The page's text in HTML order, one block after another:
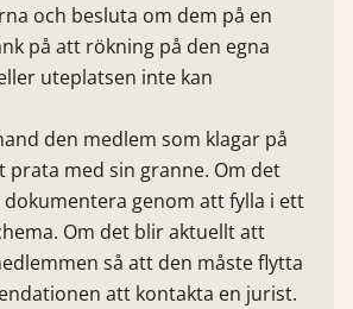
och besluta om dem på en
på att rökning på den egna
uteplatsen inte kan
den medlem som klagar på
prata med sin granne. Om det
genom att fylla i ett
Om det blir aktuellt att
så att den måste flytta
att kontakta en jurist.